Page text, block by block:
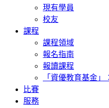
現有學員
校友
課程
課程領域
報名指南
報讀課程
「資優教育基金
比賽
服務